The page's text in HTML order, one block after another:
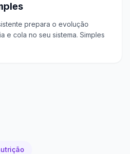
prepara o evolução
e cola no seu sistema. Simples